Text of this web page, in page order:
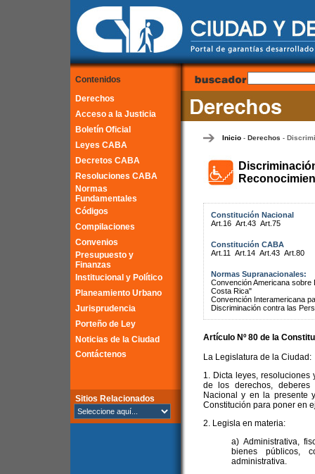
Contenidos
Derechos
Acceso a la Justicia
Boletín Oficial
Leyes CABA
Decretos CABA
Resoluciones CABA
Normas
Fundamentales
Códigos
Compilaciones
Convenios
Presupuesto y
Finanzas
Institucional y Político
Planeamiento Urbano
Jurisprudencia
Porteño de Ley
Noticias de la Ciudad
Contáctenos
Sitios Relacionados
Inicio- Derechos -
Constitución Nacional
Art.16 Art.43 Art.75
Constitución CABA
Art.11
Art.14 Art.43 Art.80
Normas Supranacionales:
Convención Americana
Costa Rica"
Convención Interamericana
Discriminación contra las
Artículo Nº 80 de la
La Legislatura de la Ciudad:
1. Dicta leyes,
de los derechos,
Nacional y en la presente
Constitución para poner en
2. Legisla en materia:
a) Administrativa,
bienes públicos,
administrativa.